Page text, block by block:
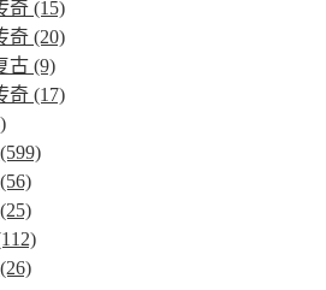
奇 (15)
奇 (20)
古 (9)
奇 (17)
(599)
(56)
(25)
(26)